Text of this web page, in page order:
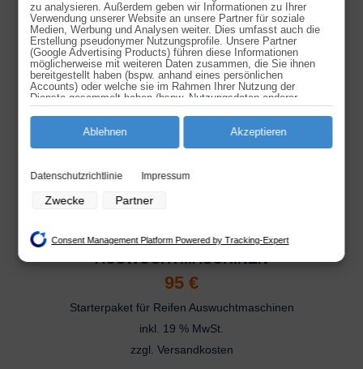
189,95€
Motorradfelgenadapter für Auswuchtmaschinen. Passend zu
EuroLifter Auswuchtmaschine.
36mm Welle -> M16
Dieses
mehrere
auf.
Die
Optionen
können
STARTERPAKET FÜR REIFEN
AUSWUCHTMASCHINEN
95 €
Starterpaket für Reifen Auswuchtmaschinen
inkl. 19 % MwSt.
zzgl. Versandkosten
zu analysieren. Außerdem geben wir Informationen zu Ihrer
Verwendung unserer Website an unsere Partner für soziale
Medien, Werbung und Analysen weiter. Dies umfasst auch die
Erstellung pseudonymer Nutzungsprofile. Unsere Partner
(Google Advertising Products) führen diese Informationen
möglicherweise mit weiteren Daten zusammen, die Sie ihnen
bereitgestellt haben (bspw. anhand eines persönlichen
Accounts) oder welche sie im Rahmen Ihrer Nutzung der
Dienste gesammelt haben (bspw. Nutzungsdaten anderer
Geräte). Ihre Einwilligung zur Nutzung von Cookies und Pixeln
können Sie jederzeit widerrufen, indem Sie auf den
Datenschutz-Button links unten klicken und dort die
Zwecke der Datenverarbeitung durch unsere Partner:
Erstellung von Profilen für personalisierte Werbung
Verwendung von Profilen zur Auswahl personalisierter Werbung
Verwendung von Profilen zur Auswahl personalisierter Inhalte
Messung der Werbeleistung
Messung der Performance von Inhalten
Analyse von Zielgruppen durch Statistiken oder Kombinationen von Daten
Datenschutzrichtlinie Impressum
Zwecke Partner
Ablehnen Akzeptieren
Consent Management Platform Powered by Tracking-Expert